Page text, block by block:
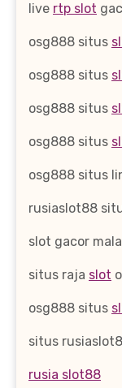
live rtp slot
osg888 situs
osg888 situs
osg888 situs
osg888 situs
osg888 situs
rusiaslot88
slot gacor
situs raja slot
osg888 situs
situs
rusia slot88